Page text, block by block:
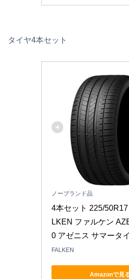
タイヤ4本セット
ノーブランド品
4本セット 225/
LKEN ファルケン
0 アゼニス サマータ
FALKEN
Amazonで見